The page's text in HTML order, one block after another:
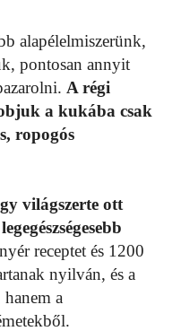
alapélelmiszerünk,
pontosan annyit
A régi
a kukába csak
ropogós
világszerte ott
receptet és 1200
nyilván, és a
hanem a